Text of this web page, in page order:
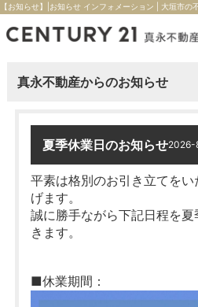
【お知らせ】|お知らせ インフォメーション | 大垣市
真永不動産からのお知らせ
夏季休業日のお知らせ2026-
平素は格別のお引き立てを
げます。
誠に勝手ながら下記日程を
きます。
■休業期間：